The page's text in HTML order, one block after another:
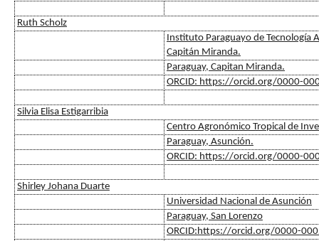
Ruth Scholz
Instituto Paraguayo de Tecnología
Capitán Miranda.
Paraguay, Capitan Miranda.
ORCID: https://orcid.org/0000-
Silvia Elisa Estigarribia
Centro Agronómico Tropical de
Paraguay, Asunción.
ORCID: https://orcid.org/0000-
Shirley Johana Duarte
Universidad Nacional de Asunción
Paraguay, San Lorenzo
ORCID:https://orcid.org/0000-